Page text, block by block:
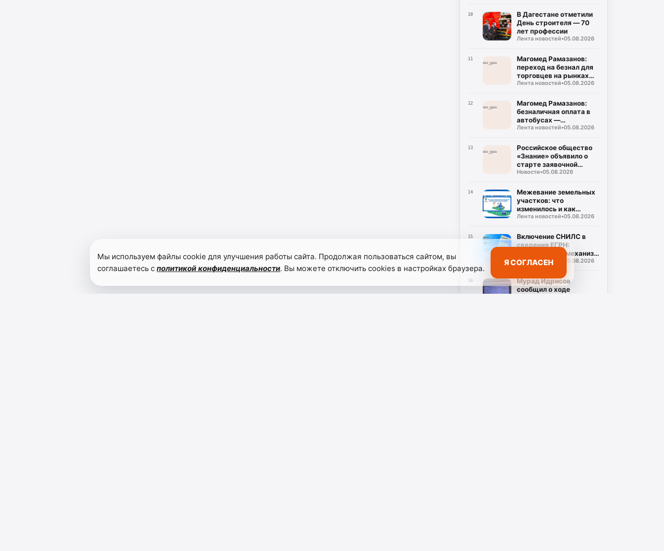
10
В Дагестане отметили
День строителя — 70
лет профессии
Лента новостей•05.08.2026
11
Магомед Рамазанов:
переход на безнал для
торговцев на рынках
должен быть
Лента новостей•05.08.2026
12
Магомед Рамазанов:
безналичная оплата в
автобусах —
требование, а не
Лента новостей•05.08.2026
13
Российское общество
«Знание» объявило о
старте заявочной
кампании на соискание
награды «Знание.
Премия-2026».
Новости•05.08.2026
14
Межевание земельных
участков: что
изменилось и как
правильно установить
Лента новостей•05.08.2026
15
Включение СНИЛС в
сведения ЕГРН:
эффективный механизм
обеспечения
недвижимости
Лента новостей 05.08.2026
16
Мурад Идрисов
сообщил о ходе
Мы используем файлы cookie для улучшения работы сайта. Продолжая пользоваться сайтом, вы
соглашаетесь сполитикой конфиденциальности. Вы можете отключить cookies в настройках браузера.
Я СОГЛАСЕН